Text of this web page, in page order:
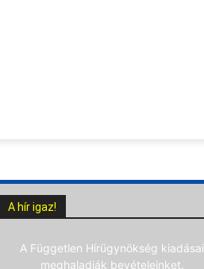
A hír igaz!
A Független Hírügynökség kiadásai
meghaladják bevételeinket.